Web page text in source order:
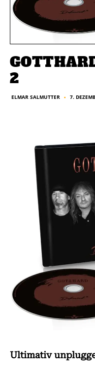
2
ELMAR SALMUTTER ■ 7.
Ultimativ